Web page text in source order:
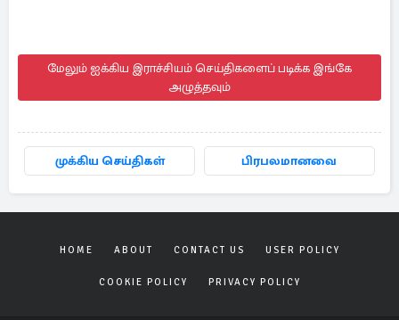
மேலும் ஐக்கிய இராச்சியம் செய்திகளைப் படிக்க இங்கே
அழுத்தவும்
முக்கிய செய்திகள் பிரபலமானவை
HOME ABOUT CONTACT US USER POLICY
COOKIE POLICY PRIVACY POLICY